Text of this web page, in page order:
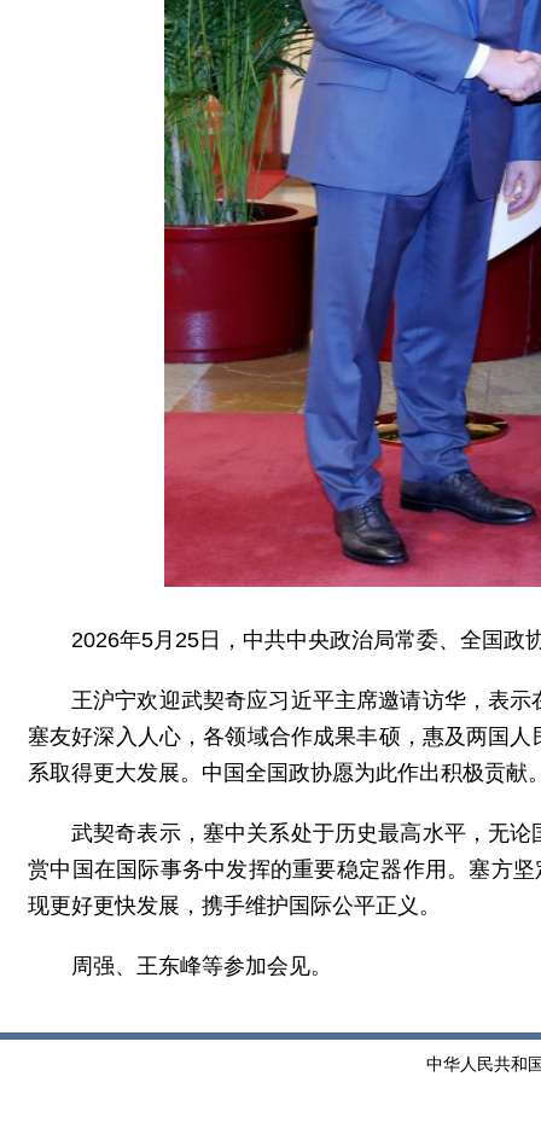
2026年5月25日，中共中央政治局常委、全国政
王沪宁欢迎武契奇应习近平主席邀请访华，表
塞友好深入人心，各领域合作成果丰硕，惠及两国
系取得更大发展。中国全国政协愿为此作出积极贡献
武契奇表示，塞中关系处于历史最高水平，无
赏中国在国际事务中发挥的重要稳定器作用。塞方
现更好更快发展，携手维护国际公平正义。
周强、王东峰等参加会见。
中华人民共和